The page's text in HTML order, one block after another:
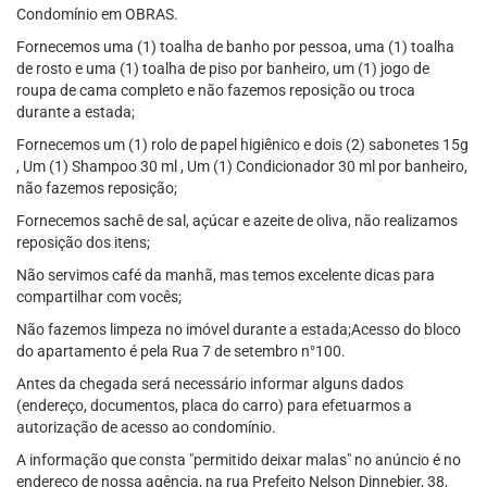
Condomínio em OBRAS.
Fornecemos uma (1) toalha de banho por pessoa, uma (1) toalha
de rosto e uma (1) toalha de piso por banheiro, um (1) jogo de
roupa de cama completo e não fazemos reposição ou troca
durante a estada;
Fornecemos um (1) rolo de papel higiênico e dois (2) sabonetes 15g
, Um (1) Shampoo 30 ml , Um (1) Condicionador 30 ml por banheiro,
não fazemos reposição;
Fornecemos sachê de sal, açúcar e azeite de oliva, não realizamos
reposição dos itens;
Não servimos café da manhã, mas temos excelente dicas para
compartilhar com vocês;
Não fazemos limpeza no imóvel durante a estada;Acesso do bloco
do apartamento é pela Rua 7 de setembro n°100.
Antes da chegada será necessário informar alguns dados
(endereço, documentos, placa do carro) para efetuarmos a
autorização de acesso ao condomínio.
A informação que consta "permitido deixar malas" no anúncio é no
endereço de nossa agência, na rua Prefeito Nelson Dinnebier, 38,